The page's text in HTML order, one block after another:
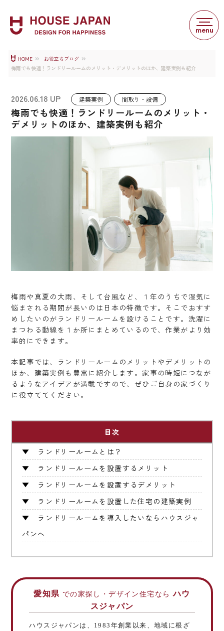
HOME お役立ちブログ
梅雨でも快適！ランドリールームのメリット・デメリットのほか、建築実例も紹介
2026.06.18 UP 建築実例 間取り・設備
梅雨でも快適！ランドリールームのメリット・
デメリットのほか、建築実例も紹介
梅雨や真夏の大雨、そして台風など、１年のうちで湿気に
悩まされる期間が長いのは日本の特徴です。そこでおすす
めしたいのがランドリールームを設けることです。洗濯に
まつわる動線を１か所にまとめているので、作業がより効
率的にできます。
本記事では、ランドリールームのメリットやデメリットの
ほか、建築実例も豊富に紹介します。家事の時短につなが
るようなアイデアが満載ですので、ぜひご自身の家づくり
に役立ててください。
目次
▼ ランドリールームとは？
▼ ランドリールームを設置するメリット
▼ ランドリールームを設置するデメリット
▼ ランドリールームを設置した住宅の建築実例
▼ ランドリールームを導入したいならハウスジャ
パンへ
愛知県 での家探し・デザイン住宅ならハウ
スジャパン
ハウスジャパンは、1983年創業以来、地域に根ざ